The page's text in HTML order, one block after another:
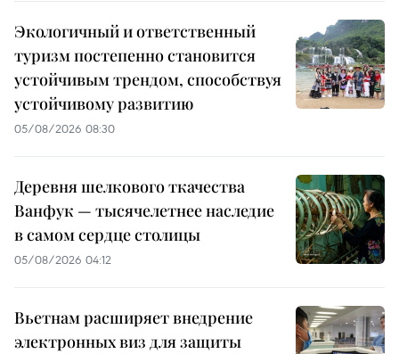
Экологичный и ответственный
туризм постепенно становится
устойчивым трендом, способствуя
устойчивому развитию
05/08/2026 08:30
Деревня шелкового ткачества
Ванфук — тысячелетнее наследие
в самом сердце столицы
05/08/2026 04:12
Вьетнам расширяет внедрение
электронных виз для защиты